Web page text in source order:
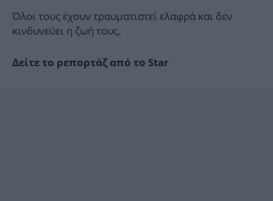
Όλοι τους έχουν τραυματιστεί ελαφρά και δεν
κινδυνεύει η ζωή τους.
Δείτε το ρεπορτάζ από το Star